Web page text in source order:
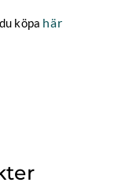
köpa här